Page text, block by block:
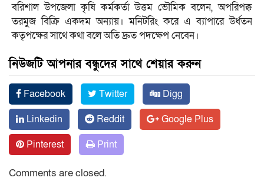
বরিশাল উপজেলা কৃষি কর্মকর্তা উত্তম ভৌমিক বলেন, অপরিপক্ক
তরমুজ বিক্রি একদম অন্যায়। মনিটরিং করে এ ব্যাপারে উর্ধতন
কতৃপক্ষের সাথে কথা বলে অতি দ্রুত পদক্ষেপ নেবেন।
নিউজটি আপনার বন্ধুদের সাথে শেয়ার করুন
Facebook Twitter
Digg
Linkedin
Reddit
Google Plus
Pinterest
Print
Comments are closed.